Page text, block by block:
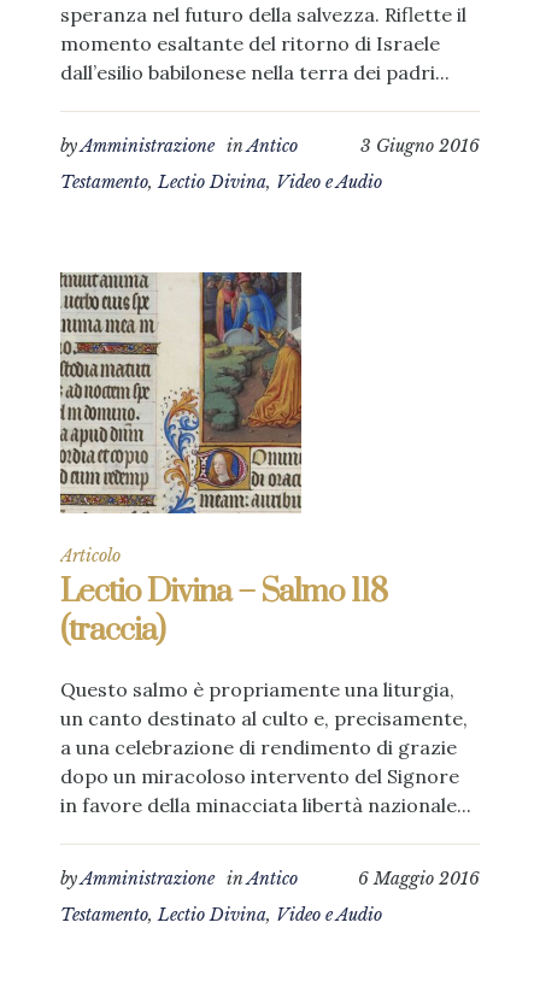
speranza nel futuro della salvezza. Riflette il
momento esaltante del ritorno di Israele
dall’esilio babilonese nella terra dei padri...
3 Giugno 2016
byAmministrazione inAntico
Testamento,Lectio Divina, Video e Audio
Articolo
Lectio Divina – Salmo 118
(traccia)
Questo salmo è propriamente una liturgia,
un canto destinato al culto e, precisamente,
a una celebrazione di rendimento di grazie
dopo un miracoloso intervento del Signore
in favore della minacciata libertà nazionale...
6 Maggio 2016
byAmministrazione inAntico
Testamento,Lectio Divina, Video e Audio